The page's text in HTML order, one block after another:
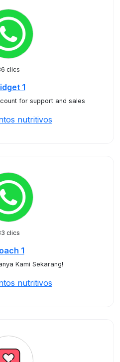
clics
1
for support and sales
nutritivos
clics
1
Kami Sekarang!
nutritivos